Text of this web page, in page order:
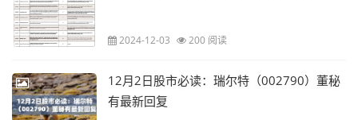
2024-12-03 200 阅读
12月2日股市必读：瑞尔特（002790）董秘
有最新回复